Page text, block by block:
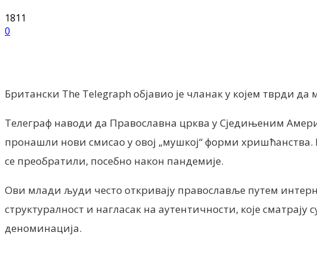
1811
0
Британски The Telegraph објавио је чланак у којем тврди
Телеграф наводи да Православна црква у Сједињеним
пронашли нови смисао у овој „мушкој“ форми хришћанства.
се преобратили, посебно након пандемије.
Ови млади људи често откривају православље путем
структуралност и нагласак на аутентичности, које
деноминација.